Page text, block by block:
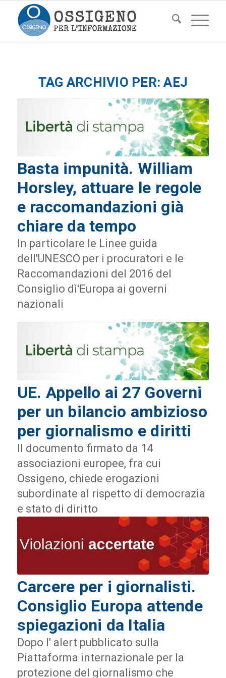
TAG ARCHIVIO PER:AEJ
Basta impunità. William
Horsley, attuare le regole
e raccomandazioni già
chiare da tempo
In particolare le Linee guida
dell'UNESCO per i procuratori e le
Raccomandazioni del 2016 del
Consiglio dì'Europa ai governi
nazionali
UE. Appello ai 27 Governi
per un bilancio ambizioso
per giornalismo e diritti
Il documento firmato da 14
associazioni europee, fra cui
Ossigeno, chiede erogazioni
subordinate al rispetto di democrazia
e stato di diritto
Carcere per i giornalisti.
Consiglio Europa attende
spiegazioni da Italia
Dopo l' alert pubblicato sulla
Piattaforma internazionale per la
protezione del giornalismo che